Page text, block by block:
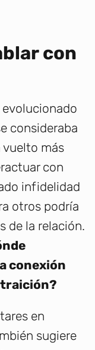
con
consideraba
vuelto más
con
infidelidad
otros podría
de la relación.
conexión
traición?
en
sugiere